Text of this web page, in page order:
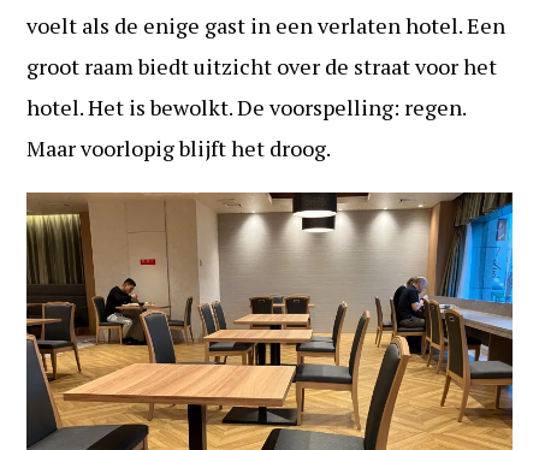
voelt als de enige gast in een verlaten hotel. Een
groot raam biedt uitzicht over de straat voor het
hotel. Het is bewolkt. De voorspelling: regen.
Maar voorlopig blijft het droog.